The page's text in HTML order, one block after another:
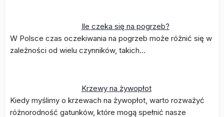
Ile czeka się na pogrzeb?
W Polsce czas oczekiwania na pogrzeb może różnić się w
zależności od wielu czynników, takich…
Krzewy na żywopłot
Kiedy myślimy o krzewach na żywopłot, warto rozważyć
różnorodność gatunków, które mogą spełnić nasze